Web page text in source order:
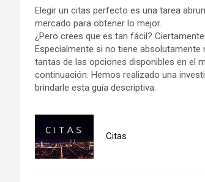
Elegir un citas perfecto es una tarea
mercado para obtener lo mejor.
¿Pero crees que es tan fácil?
Especialmente si no tiene
tantas de las opciones disponibles en el
continuación. Hemos realizado una
brindarle esta guía descriptiva.
Citas